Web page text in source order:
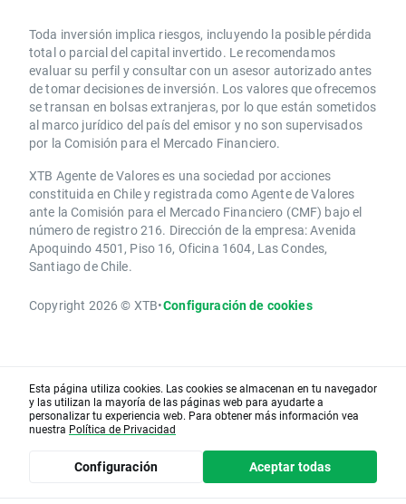
Toda inversión implica riesgos, incluyendo la posible pérdida
total o parcial del capital invertido. Le recomendamos
evaluar su perfil y consultar con un asesor autorizado antes
de tomar decisiones de inversión. Los valores que ofrecemos
se transan en bolsas extranjeras, por lo que están sometidos
al marco jurídico del país del emisor y no son supervisados
por la Comisión para el Mercado Financiero.
XTB Agente de Valores es una sociedad por acciones
constituida en Chile y registrada como Agente de Valores
ante la Comisión para el Mercado Financiero (CMF) bajo el
número de registro 216. Dirección de la empresa: Avenida
Apoquindo 4501, Piso 16, Oficina 1604, Las Condes,
Santiago de Chile.
Copyright 2026 © XTB•Configuración de cookies
Esta página utiliza cookies. Las cookies se almacenan en tu navegador
y las utilizan la mayoría de las páginas web para ayudarte a
personalizar tu experiencia web. Para obtener más información vea
nuestra Política de Privacidad
Configuración Aceptar todas